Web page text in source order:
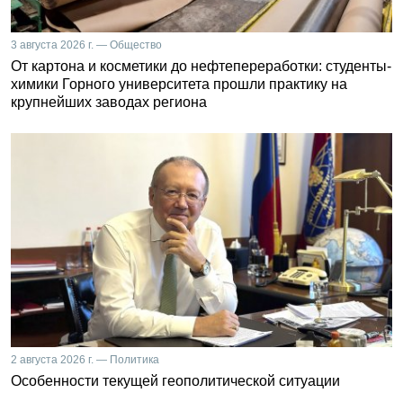
3 августа 2026 г. — Общество
От картона и косметики до нефтепереработки: студенты-
химики Горного университета прошли практику на
крупнейших заводах региона
2 августа 2026 г. — Политика
Особенности текущей геополитической ситуации